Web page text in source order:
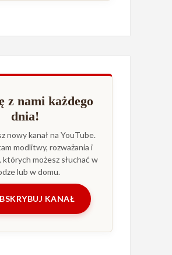
z nami każdego
dnia!
nowy kanał na YouTube.
modlitwy, rozważania i
których możesz słuchać w
lub w domu.
KANAŁ